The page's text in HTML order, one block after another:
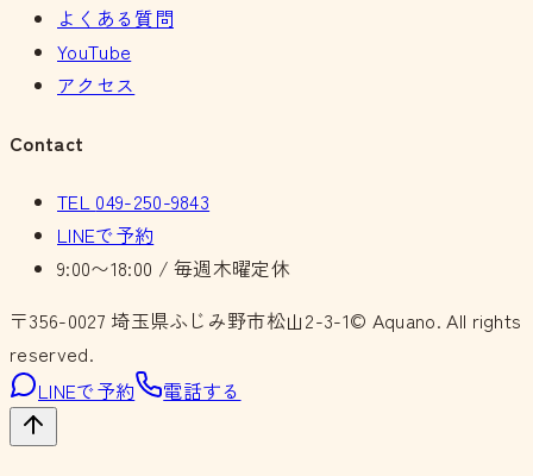
よくある質問
YouTube
アクセス
Contact
TEL 049-250-9843
LINEで予約
9:00〜18:00 / 毎週木曜定休
〒356-0027 埼玉県ふじみ野市松山2-3-1© Aquano. All rights
reserved.
LINEで予約
電話する